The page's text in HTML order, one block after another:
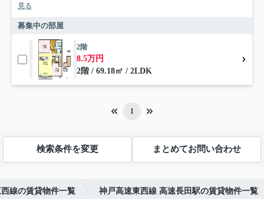
見る
募集中の部屋
2階
8.5万円
2階 / 69.18㎡ / 2LDK
1
検索条件を変更 まとめてお問い合わせ
線の賃貸物件一覧 神戸高速東西線 高速長田駅の賃貸物件一覧